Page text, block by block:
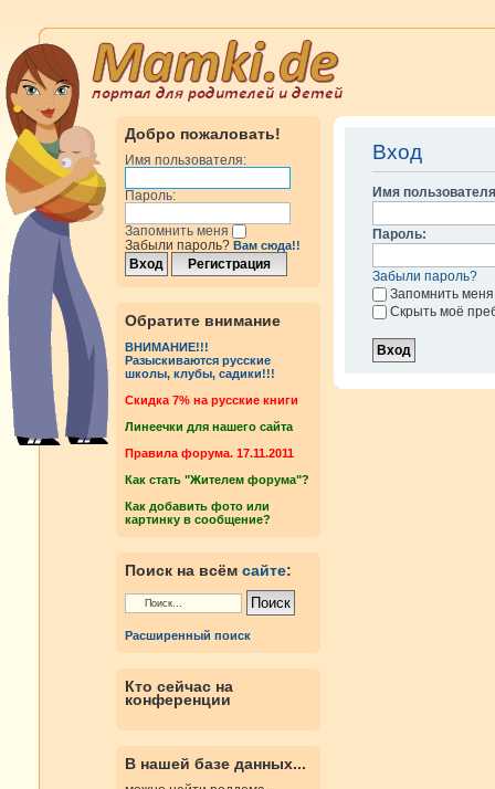
Добро пожаловать!
Имя пользователя:
Пароль:
Запомнить меня
Забыли пароль? Вам сюда!!
Обратите внимание
ВНИМАНИЕ!!!
Разыскиваются русские
школы, клубы, садики!!!
Cкидка 7% на русские книги
Линеечки для нашего сайта
Правила форума. 17.11.2011
Как стать "Жителем форума"?
Как добавить фото или
картинку в сообщение?
Поиск на всём сайте:
Расширенный поиск
Кто сейчас на
конференции
В нашей базе данных...
Вход
Имя
Пароль:
Забыли пароль?
Запомнить меня
Скрыть моё